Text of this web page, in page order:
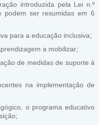
introduzida pela Lei n.º
podem ser resumidas em 6
para a educação inclusiva;
a mobilizar;
de medidas de suporte à
na implementação de
o programa educativo